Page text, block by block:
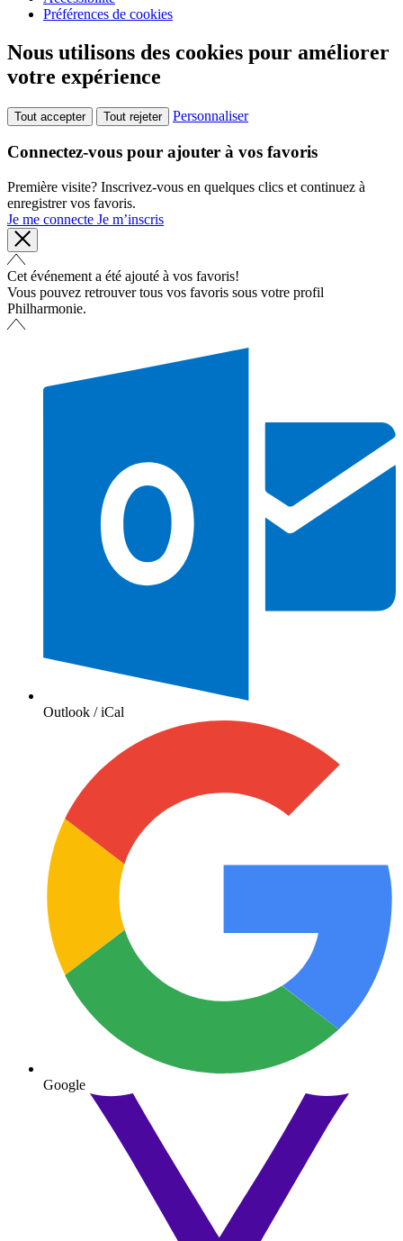
Préférences de cookies
Nous utilisons des cookies pour améliorer
votre expérience
Tout accepter Tout rejeter Personnaliser
Connectez-vous pour ajouter à vos favoris
Première visite? Inscrivez-vous en quelques clics et continuez à
enregistrer vos favoris.
Je me connecte Je m’inscris
Cet événement a été ajouté à vos favoris!
Vous pouvez retrouver tous vos favoris sous votre profil
Philharmonie.
Outlook / iCal
Google